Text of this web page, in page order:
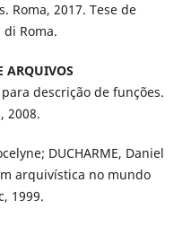
Roma, 2017. Tese de
Roma.
ARQUIVOS
descrição de funções.
2008.
DUCHARME, Daniel
arquivística no mundo
1999.